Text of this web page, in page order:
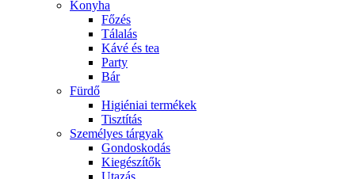
Konyha
Főzés
Tálalás
Kávé és tea
Party
Bár
Fürdő
Higiéniai termékek
Tisztítás
Személyes tárgyak
Gondoskodás
Kiegészítők